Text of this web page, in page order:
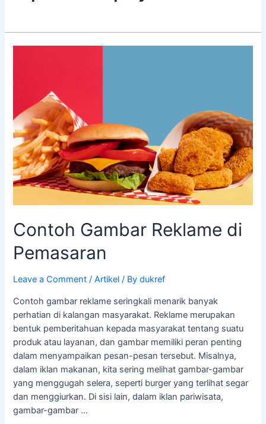
Contoh Gambar Reklame di
Pemasaran
Leave a Comment /Artikel / Bydukref
Contoh gambar reklame seringkali menarik banyak
perhatian di kalangan masyarakat. Reklame merupakan
bentuk pemberitahuan kepada masyarakat tentang suatu
produk atau layanan, dan gambar memiliki peran penting
dalam menyampaikan pesan-pesan tersebut. Misalnya,
dalam iklan makanan, kita sering melihat gambar-gambar
yang menggugah selera, seperti burger yang terlihat segar
dan menggiurkan. Di sisi lain, dalam iklan pariwisata,
gambar-gambar …
Pemasaran